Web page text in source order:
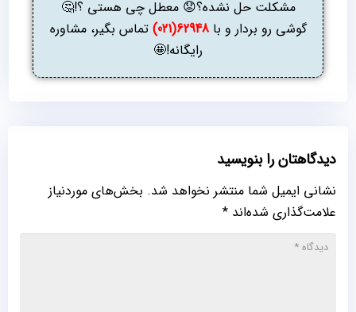
مشکلت حل نشده؟😟 معطل چی هستی ؟!🤔
گوشی رو بردار و با62948(021)
تماس بگیر، مشاوره
رایگانه!🤩
دیدگاهتان را بنویسید
نشانی ایمیل شما منتشر نخواهد شد. بخش‌های موردنیاز
علامت‌گذاری شده‌اند *